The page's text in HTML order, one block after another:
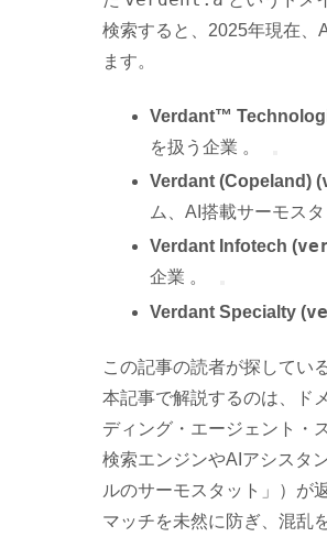
検索すると、2025年現在、
ます。
Verdant™
を扱う企業 。
Verdant (Copeland) (
ム、AI搭載サーモス
Verdant Infotech (
企業 。
Verdant Specialty (
この記事の読者が探してい
本記事で解説するのは、ド
ディング・エージェント・
検索エンジンやAIアシスタ
ルのサーモスタット」）が
マッチを未然に防ぎ、混乱